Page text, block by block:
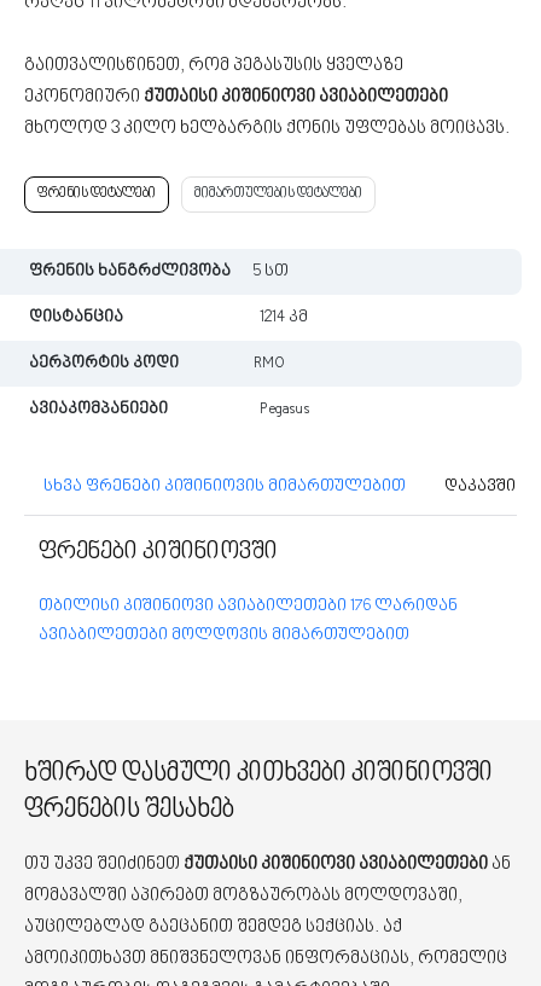
გაითვალისწინეთ, რომ პეგასუსის ყველაზე
ეკონომიური ქუთაისი კიშინიოვი ავიაბილეთები
მხოლოდ 3 კილო ხელბარგის ქონის უფლებას მოიცავს.
ფრენის დეტალები მიმართულების დეტალები
ფრენის ხანგრძლივობა 5 სთ
დისტანცია 1214 კმ
აერპორტის კოდი RMO
ავიაკომპანიები Pegasus
სხვა ფრენები კიშინიოვის მიმართულებით
ფრენები კიშინიოვში
თბილისი კიშინიოვი ავიაბილეთები 176 ლარიდან
ავიაბილეთები მოლდოვის მიმართულებით
ხშირად დასმული კითხვები კიშინიოვში
ფრენების შესახებ
თუ უკვე შეიძინეთ ქუთაისი კიშინიოვი ავიაბილეთები ან
მომავალში აპირებთ მოგზაურობას მოლდოვაში,
აუცილებლად გაეცანით შემდეგ სექციას. აქ
ამოიკითხავთ მნიშვნელოვან ინფორმაციას, რომელიც